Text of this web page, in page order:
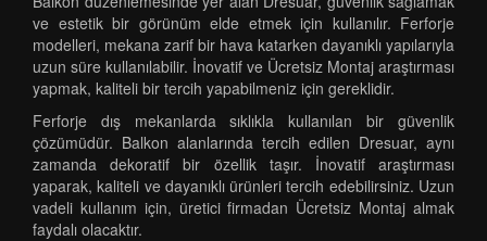
ve estetik bir görünüm elde etmek için kullanılır. Ferforje
modelleri, mekana zarif bir hava katarken dayanıklı yapılarıyla
uzun süre kullanılabilir. İnovatif ve Ücretsiz Montaj araştırması
yapmak, kaliteli bir tercih yapabilmeniz için gereklidir.
Ferforje dış mekanlarda sıklıkla kullanılan bir güvenlik
çözümüdür. Balkon alanlarında tercih edilen Dresuar, aynı
zamanda dekoratif bir özellik taşır. İnovatif araştırması
yaparak, kaliteli ve dayanıklı ürünleri tercih edebilirsiniz. Uzun
vadeli kullanım için, üretici firmadan Ücretsiz Montaj almak
faydalı olacaktır.